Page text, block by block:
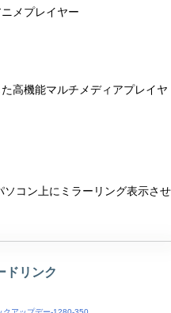
メプレイヤー
高機能マルチメディアプレイヤ
コン上にミラーリング表示させ
ドリンク